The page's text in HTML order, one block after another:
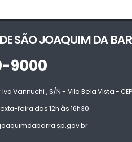
SÃO JOAQUIM DA
9000
Vannuchi , S/N - Vila Bela Vista -
feira das 12h às 16h30